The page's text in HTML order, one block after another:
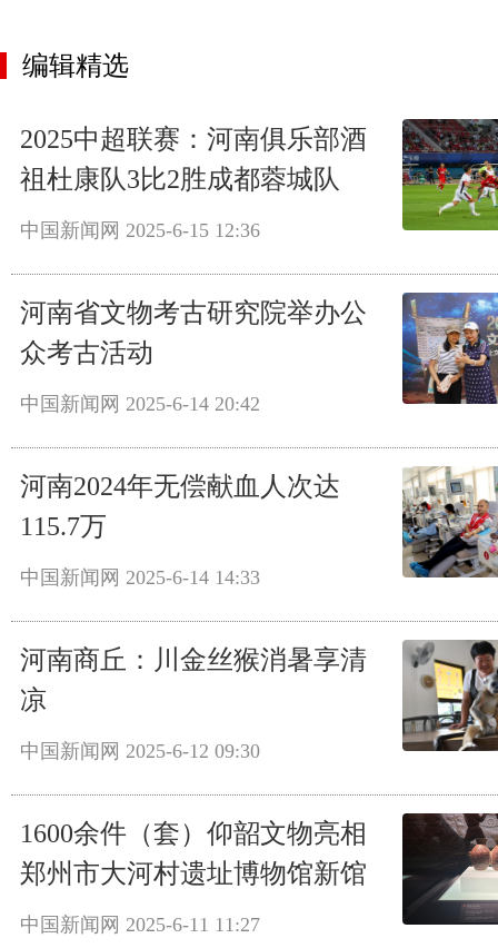
编辑精选
2025中超联赛：河南俱乐部酒
祖杜康队3比2胜成都蓉城队
中国新闻网 2025-6-15 12:36
河南省文物考古研究院举办公
众考古活动
中国新闻网 2025-6-14 20:42
河南2024年无偿献血人次达
115.7万
中国新闻网 2025-6-14 14:33
河南商丘：川金丝猴消暑享清
凉
中国新闻网 2025-6-12 09:30
1600余件（套）仰韶文物亮相
郑州市大河村遗址博物馆新馆
中国新闻网 2025-6-11 11:27